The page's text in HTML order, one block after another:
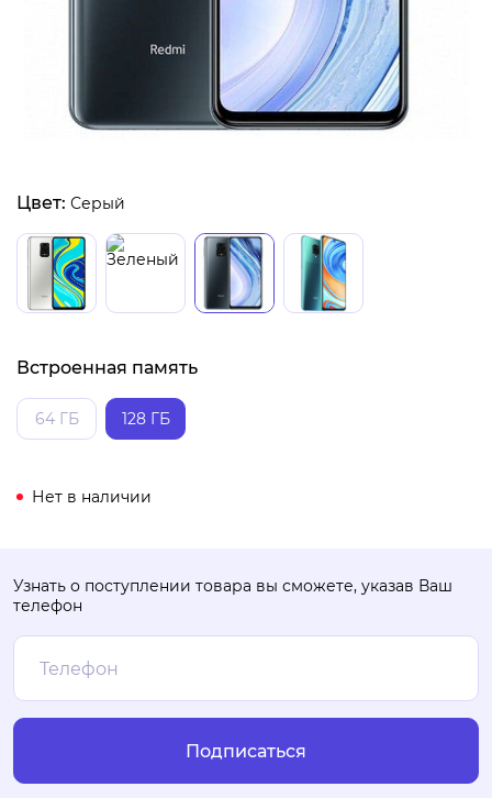
Цвет: Серый
Встроенная память
64 ГБ 128 ГБ
Узнать о поступлении товара вы сможете, указав Ваш
телефон
Нет в наличии